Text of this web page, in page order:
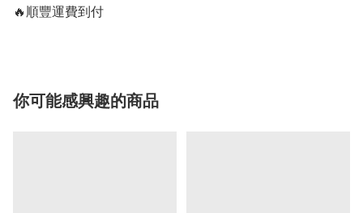
🔥順豐運費到付
你可能感興趣的商品